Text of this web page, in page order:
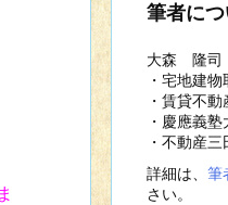
筆者に
大森 隆司
・宅地建
・賃貸不
・慶應義
・不動産
詳細は、 筆
さい。